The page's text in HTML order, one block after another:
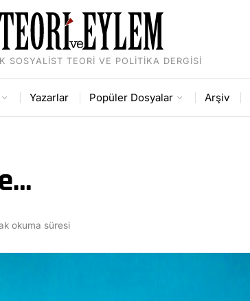
SOSYALIST TEORI VE POLITIKA DERGISI
Yazarlar Popüler Dosyalar Arşiv
okuma süresi